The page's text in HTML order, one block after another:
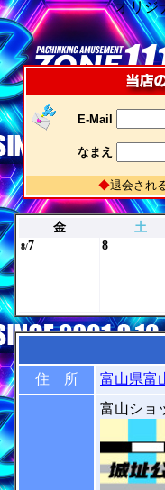
オリジ
E-Mail
なまえ
◆退会され
金 土
8/7 8
住 所
富山県富
富山ショ